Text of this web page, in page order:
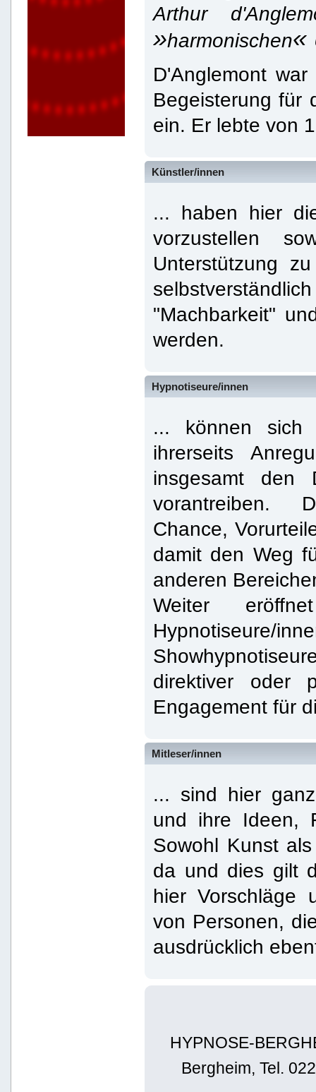
Arthur
»harmonischen«
D'Anglemont
Begeisterung für
ein. Er lebte von
Künstler/innen
... haben hier
vorzustellen
Unterstützung
"Machbarkeit"
werden.
Hypnotiseure/innen
... können sich
ihrerseits
insgesamt den
Chance,
damit den Weg
anderen
Weiter
Hypnotiseure/
direktiver oder
Engagement für
Mitleser/innen
... sind hier
und ihre Ideen,
Sowohl Kunst
da und dies gilt
hier Vorschläge
von Personen,
ausdrücklich
HYPNOSE-
Bergheim, Tel.